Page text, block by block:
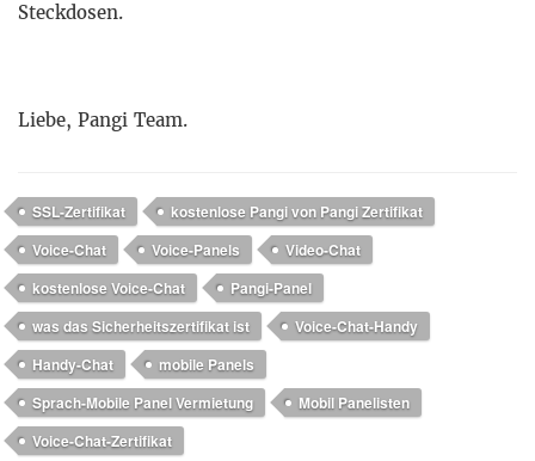
Steckdosen.
Liebe, Pangi Team.
SSL-Zertifikat
kostenlose Pangi von Pangi Zertifikat
Voice-Chat
Voice-Panels
Video-Chat
kostenlose Voice-Chat
Pangi-Panel
was das Sicherheitszertifikat ist
Voice-Chat-Handy
Handy-Chat
mobile Panels
Sprach-Mobile Panel Vermietung
Mobil Panelisten
Voice-Chat-Zertifikat